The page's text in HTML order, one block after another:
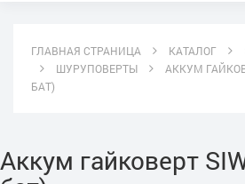
ГЛАВНАЯ СТРАНИЦА КАТАЛОГ
ШУРУПОВЕРТЫ
АККУМ
БАТ)
Аккум гайковерт